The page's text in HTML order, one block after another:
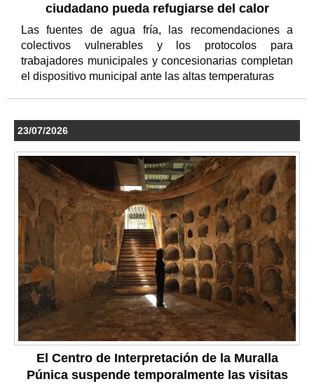
ciudadano pueda refugiarse del calor
Las fuentes de agua fría, las recomendaciones a
colectivos vulnerables y los protocolos para
trabajadores municipales y concesionarias completan
el dispositivo municipal ante las altas temperaturas
23/07/2026
El Centro de Interpretación de la Muralla
Púnica suspende temporalmente las visitas